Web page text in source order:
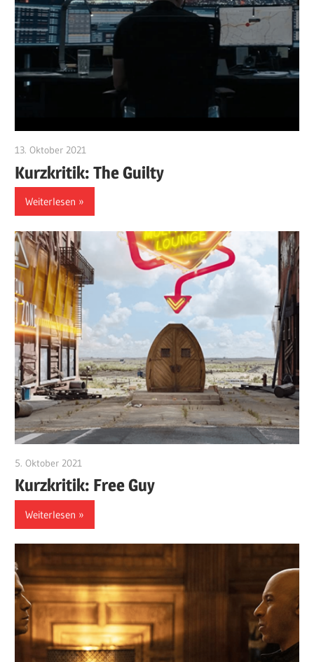
13. Oktober 2021
Kurzkritik: The Guilty
Weiterlesen
5. Oktober 2021
Kurzkritik: Free Guy
Weiterlesen